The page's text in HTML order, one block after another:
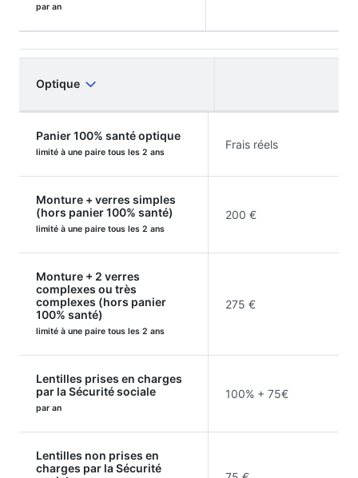
par an
Optique
Panier 100% santé optique
limité à une paire tous les 2 ans
Frais réels
Monture + verres simples
(hors panier 100% santé)
limité à une paire tous les 2 ans
200 €
Monture + 2 verres
complexes ou très
complexes (hors panier
100% santé)
limité à une paire tous les 2 ans
275 €
Lentilles prises en charges
par la Sécurité sociale
par an
100% + 75€
Lentilles non prises en
charges par la Sécurité